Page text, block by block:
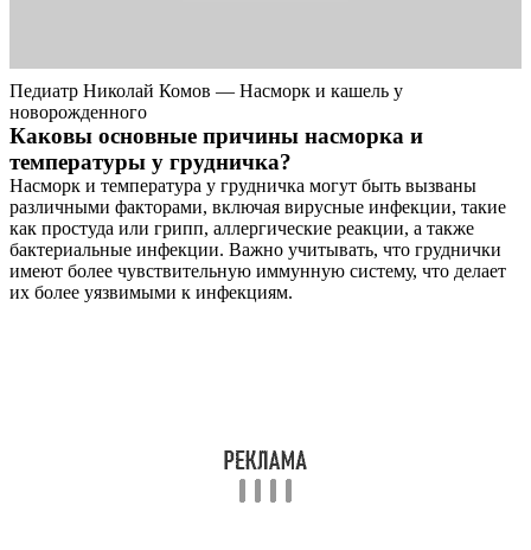
Педиатр Николай Комов — Насморк и кашель у
новорожденного
Каковы основные причины насморка и
температуры у грудничка?
Насморк и температура у грудничка могут быть вызваны
различными факторами, включая вирусные инфекции, такие
как простуда или грипп, аллергические реакции, а также
бактериальные инфекции. Важно учитывать, что груднички
имеют более чувствительную иммунную систему, что делает
их более уязвимыми к инфекциям.